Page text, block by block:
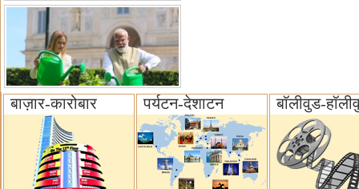
बाज़ार-कारोबार पर्यटन-देशाटन बॉलीवुड-